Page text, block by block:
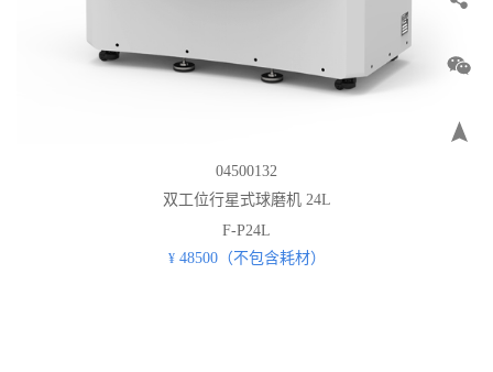
04500132
双工位行星式球磨机 24L
F-P24L
¥ 48500（不包含耗材）